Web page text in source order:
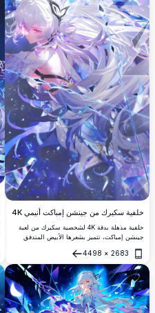
خلفية سكيرك من جينشن إمباكت أنيمي 4K
خلفية مذهلة بدقة 4K لشخصية سكيرك من لعبة
جينشن إمباكت، تتميز بشعرها الأبيض المتدفق
بكريستالات الجليد المتناثرة وشظايا الطاقة الزرقاء
المضيئة في تكوين درامي مثير.
2683
×
4498
فتح